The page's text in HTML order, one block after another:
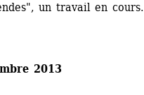
un travail en cours.
2013